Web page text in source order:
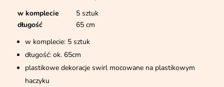
w komplecie
5 sztuk
długość
65 cm
w komplecie: 5 sztuk
długość: ok. 65cm
plastikowe dekoracje swirl mocowane na plastikowym
haczyku